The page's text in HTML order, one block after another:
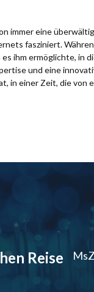
immer eine
fasziniert.
ihm ermöglichte, in
und eine
in einer Zeit, die
Reise